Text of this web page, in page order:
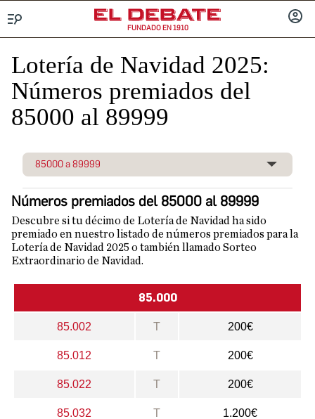
FUNDADO EN 1910
Lotería de Navidad 2025:
Números premiados del
85000 al 89999
85000 a 89999
Abrir
Números premiados del 85000 al 89999
Descubre si tu décimo de Lotería de Navidad ha sido
premiado en nuestro listado de números premiados para la
Lotería de Navidad 2025 o también llamado Sorteo
Extraordinario de Navidad.
85.000
85.002 T 200€
85.012 T 200€
85.022 T 200€
85.032 T 1.200€